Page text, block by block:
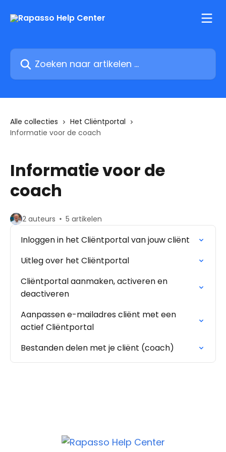
Zoeken naar artikelen ...
Alle collecties
Het Cliëntportal
Informatie voor de coach
Informatie voor de
coach
2 auteurs 5 artikelen
Inloggen in het Cliëntportal van jouw cliënt
Uitleg over het Cliëntportal
Cliëntportal aanmaken, activeren en
deactiveren
Aanpassen e-mailadres cliënt met een
actief Cliëntportal
Bestanden delen met je cliënt (coach)